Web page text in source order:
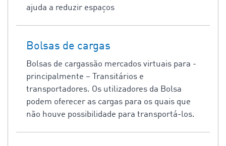
ajuda a reduzir espaços
Bolsas de cargas
Bolsas de cargassão mercados virtuais para -
principalmente – Transitários e
transportadores. Os utilizadores da Bolsa
podem oferecer as cargas para os quais que
não houve possibilidade para transportá-los.